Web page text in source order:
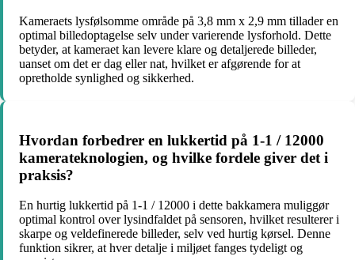
Kameraets lysfølsomme område på 3,8 mm x 2,9 mm tillader en
optimal billedoptagelse selv under varierende lysforhold. Dette
betyder, at kameraet kan levere klare og detaljerede billeder,
uanset om det er dag eller nat, hvilket er afgørende for at
opretholde synlighed og sikkerhed.
Hvordan forbedrer en lukkertid på 1-1 / 12000
kamerateknologien, og hvilke fordele giver det i
praksis?
En hurtig lukkertid på 1-1 / 12000 i dette bakkamera muliggør
optimal kontrol over lysindfaldet på sensoren, hvilket resulterer i
skarpe og veldefinerede billeder, selv ved hurtig kørsel. Denne
funktion sikrer, at hver detalje i miljøet fanges tydeligt og